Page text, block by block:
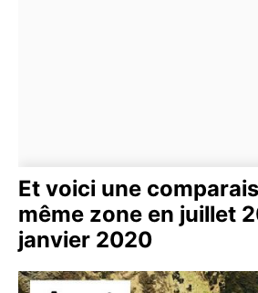
Et voici une
même zone en juillet
janvier 2020